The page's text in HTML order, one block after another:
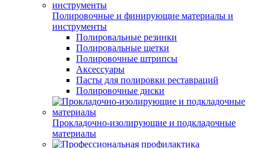
Полировочные и финирующие материалы и
инструменты
Полировальные резинки
Полировальные щетки
Полировочные штрипсы
Аксессуары
Пасты для полировки реставраций
Полировочные диски
Прокладочно-изолирующие и подкладочные
материалы